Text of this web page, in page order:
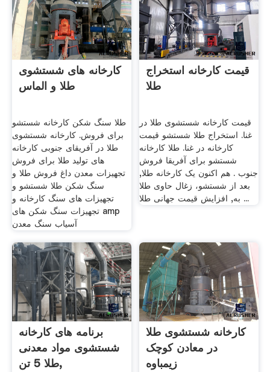
کارخانه های شستشوی
طلا و الماس
طلا سنگ شکن کارخانه شستشو
برای فروش. کارخانه شستشوی
طلا در آفریقای جنوبی کارخانه
های تولید طلا برای فروش
تجهیزات معدن داغ فروش طلا و
سنگ شکن طلا شستشو و
تجهیزات های سنگ کارخانه و
تجهیزات سنگ شکن های amp
آسیاب سنگ معدن
قیمت کارخانه استخراج
طلا
قیمت کارخانه شستشوی طلا در
غنا. استخراج طلا شستشو قیمت
کارخانه در غنا. طلا کارخانه
شستشو برای آفریقا فروش
جنوب . هم اکنون یک کارخانه طلا,
بعد از شستشو، زغال حاوی طلا
به, افزایش قیمت جهانی طلا ...
برنامه های کارخانه
شستشوی مواد معدنی
طلا 5 تن,
کارخانه شستشوی طلا
در معادن کوچک
زیمباوه